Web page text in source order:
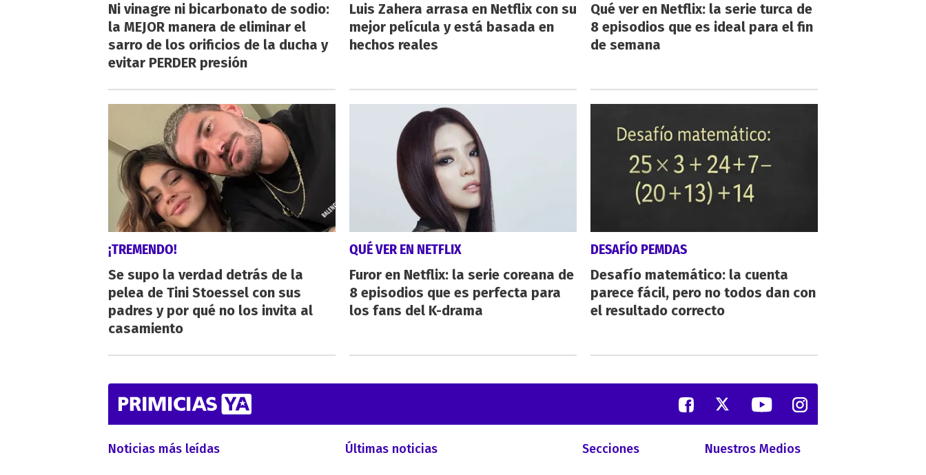
Ni vinagre ni bicarbonato de sodio:
la MEJOR manera de eliminar el
sarro de los orificios de la ducha y
evitar PERDER presión
Luis Zahera arrasa en Netflix con su
mejor película y está basada en
hechos reales
Qué ver en Netflix: la serie turca de
8 episodios que es ideal para el fin
de semana
¡TREMENDO!
Se supo la verdad detrás de la
pelea de Tini Stoessel con sus
padres y por qué no los invita al
casamiento
QUÉ VER EN NETFLIX
Furor en Netflix: la serie coreana de
8 episodios que es perfecta para
los fans del K-drama
DESAFÍO PEMDAS
Desafío matemático: la cuenta
parece fácil, pero no todos dan con
el resultado correcto
Noticias más leídas Últimas noticias Secciones Nuestros Medios